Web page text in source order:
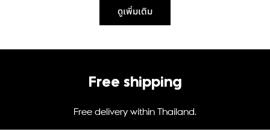
ดูเพิ่มเติม
Free shipping
Free delivery within Thailand.